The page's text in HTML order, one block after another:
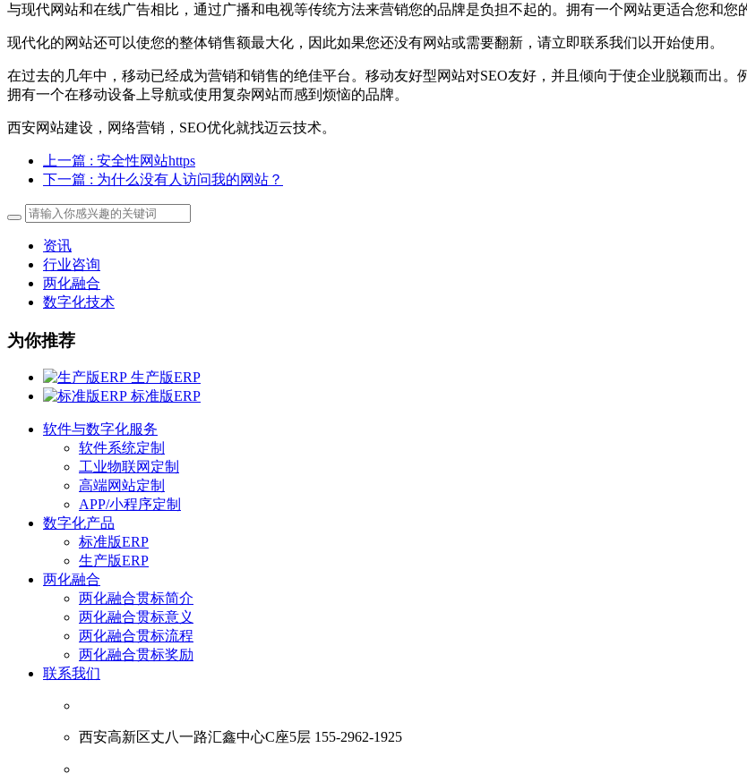
与现代网站和在线广告相比，通过广播和电视等传统方法来营销您的品牌是负担不起的。拥有一个网站更适合您和您
现代化的网站还可以使您的整体销售额最大化，因此如果您还没有网站或需要翻新，请立即联系我们以开始使用。
在过去的几年中，移动已经成为营销和销售的绝佳平台。移动友好型网站对SEO友好，并且倾向于使企业脱颖而出
拥有一个在移动设备上导航或使用复杂网站而感到烦恼的品牌。
西安网站建设，网络营销，SEO优化就找迈云技术。
上一篇 : 安全性网站https
下一篇 : 为什么没有人访问我的网站？
资讯
行业咨询
两化融合
数字化技术
为你推荐
生产版ERP
标准版ERP
软件与数字化服务
软件系统定制
工业物联网定制
高端网站定制
APP/小程序定制
数字化产品
标准版ERP
生产版ERP
两化融合
两化融合贯标简介
两化融合贯标意义
两化融合贯标流程
两化融合贯标奖励
联系我们
西安高新区丈八一路汇鑫中心C座5层 155-2962-1925